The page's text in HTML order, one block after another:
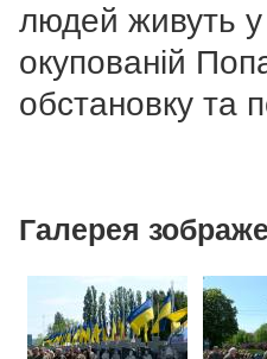
людей живуть
окупованій
обстановку та
Галерея